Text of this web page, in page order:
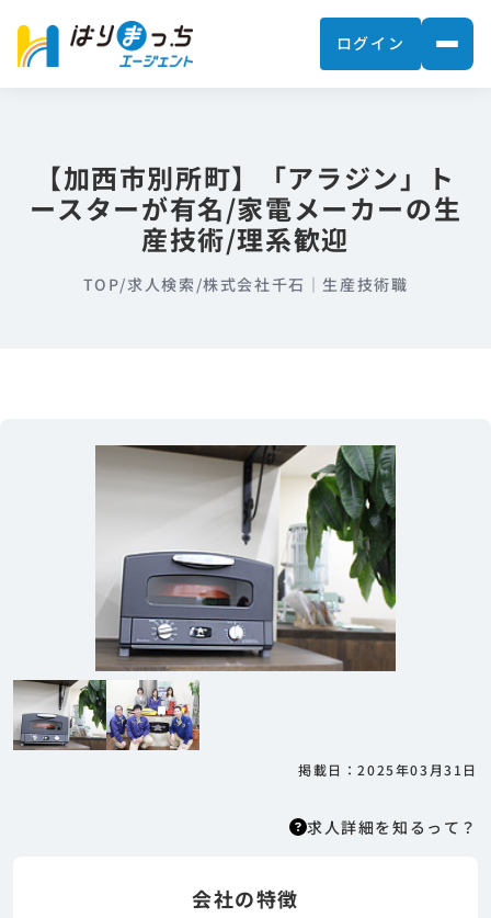
ログイン
【加西市別所町】「アラジン」ト
ースターが有名/家電メーカーの生
産技術/理系歓迎
TOP/求人検索 /株式会社千石｜生産技術職
掲載日：2025年03月31日
求人詳細を知るって？
求人詳細を知るって？
会社の特徴